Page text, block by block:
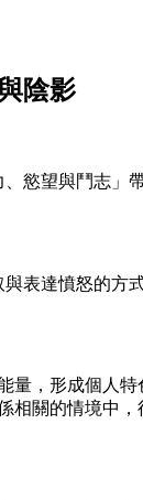
陰影
慾望與鬥志」
表達憤怒的方
量，形成個人特
相關的情境中，